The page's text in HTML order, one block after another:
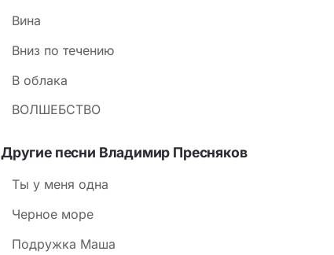
Вина
Вниз по течению
В облака
ВОЛШЕБСТВО
Другие песни Владимир Пресняков
Ты у меня одна
Черное море
Подружка Маша